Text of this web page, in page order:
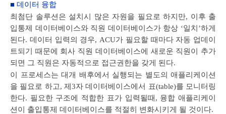
■ 데이터 융합
최첨단 솔루션은 설치시 많은 자원을 필요로 하지만, 이후 출
입통제 데이터베이스와 직원 데이터베이스가 항상 ‘일치’하게
된다. 데이터 입력의 경우, ACU가 필요할 때마다 자동 업데이
트되기 때문에 회사 직원 데이터베이스에 새로운 직원이 추가
되면 그 직원은 자동적으로 접근권한을 갖게 된다.
이 프로세스는 대개 배후에서 실행되는 별도의 애플리케이션
을 필요로 하고, 제3자 데이터베이스에서 표(table)를 모니터링
한다. 필요한 구조에 적합한 표가 입력될때, 융합 애플리케이
션이 출입통제 데이터베이스를 적절히 변화시키게 될 것이다.